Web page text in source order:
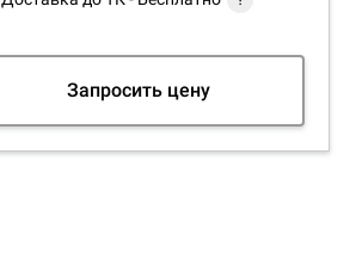
Запросить цену